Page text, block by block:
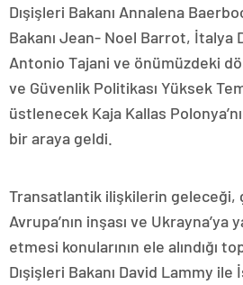
Dışişleri Bakanı Annalena
Bakanı Jean- Noel Barrot, İtalya
Antonio Tajani ve önümüzdeki
ve Güvenlik Politikası Yüksek
üstlenecek Kaja Kallas
bir araya geldi.
Transatlantik ilişkilerin geleceği,
Avrupa’nın inşası ve Ukrayna’ya
etmesi konularının ele alındığı
Dışişleri Bakanı David Lammy ile